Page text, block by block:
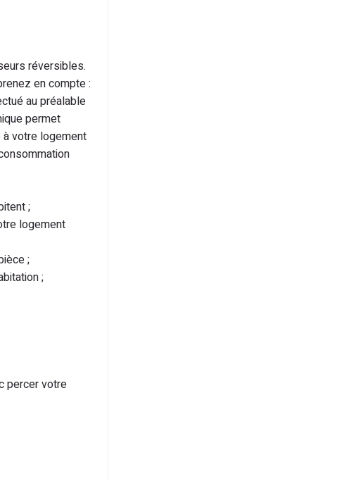
réversibles.
en compte :
au préalable
permet
à votre logement
;
logement
;
;
percer votre